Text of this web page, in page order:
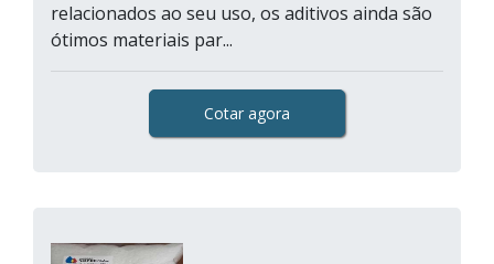
relacionados ao seu uso, os aditivos ainda são
ótimos materiais par...
Cotar agora